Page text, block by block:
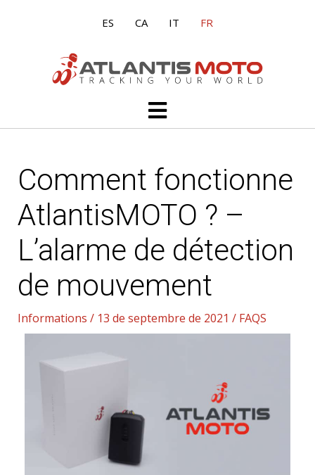
ES CA IT FR
Main
Menu
Comment fonctionne
AtlantisMOTO ? –
L’alarme de détection
de mouvement
Informations / 13 de septembre de 2021 / FAQS